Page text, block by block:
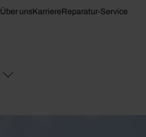
Über unsKarriereReparatur-Service